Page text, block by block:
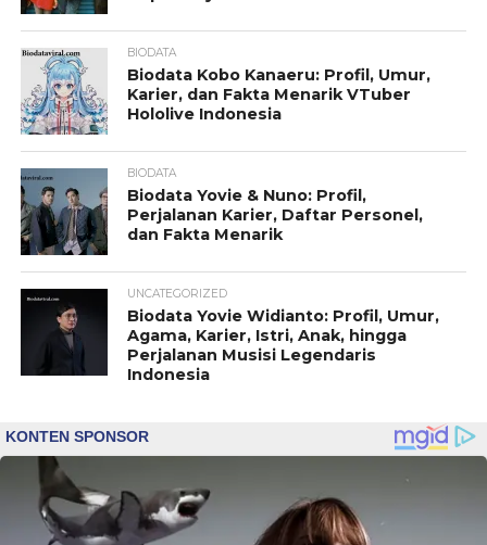
BIODATA
Biodata Kobo Kanaeru: Profil, Umur,
Karier, dan Fakta Menarik VTuber
Hololive Indonesia
BIODATA
Biodata Yovie & Nuno: Profil,
Perjalanan Karier, Daftar Personel,
dan Fakta Menarik
UNCATEGORIZED
Biodata Yovie Widianto: Profil, Umur,
Agama, Karier, Istri, Anak, hingga
Perjalanan Musisi Legendaris
Indonesia